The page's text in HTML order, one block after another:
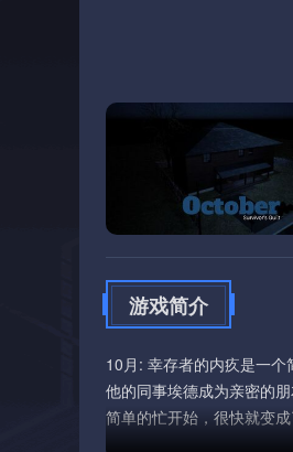
游戏简介
10月: 幸存者的内疚是一
他的同事埃德成为亲密的
简单的忙开始，很快就变